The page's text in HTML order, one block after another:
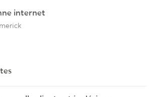
internet